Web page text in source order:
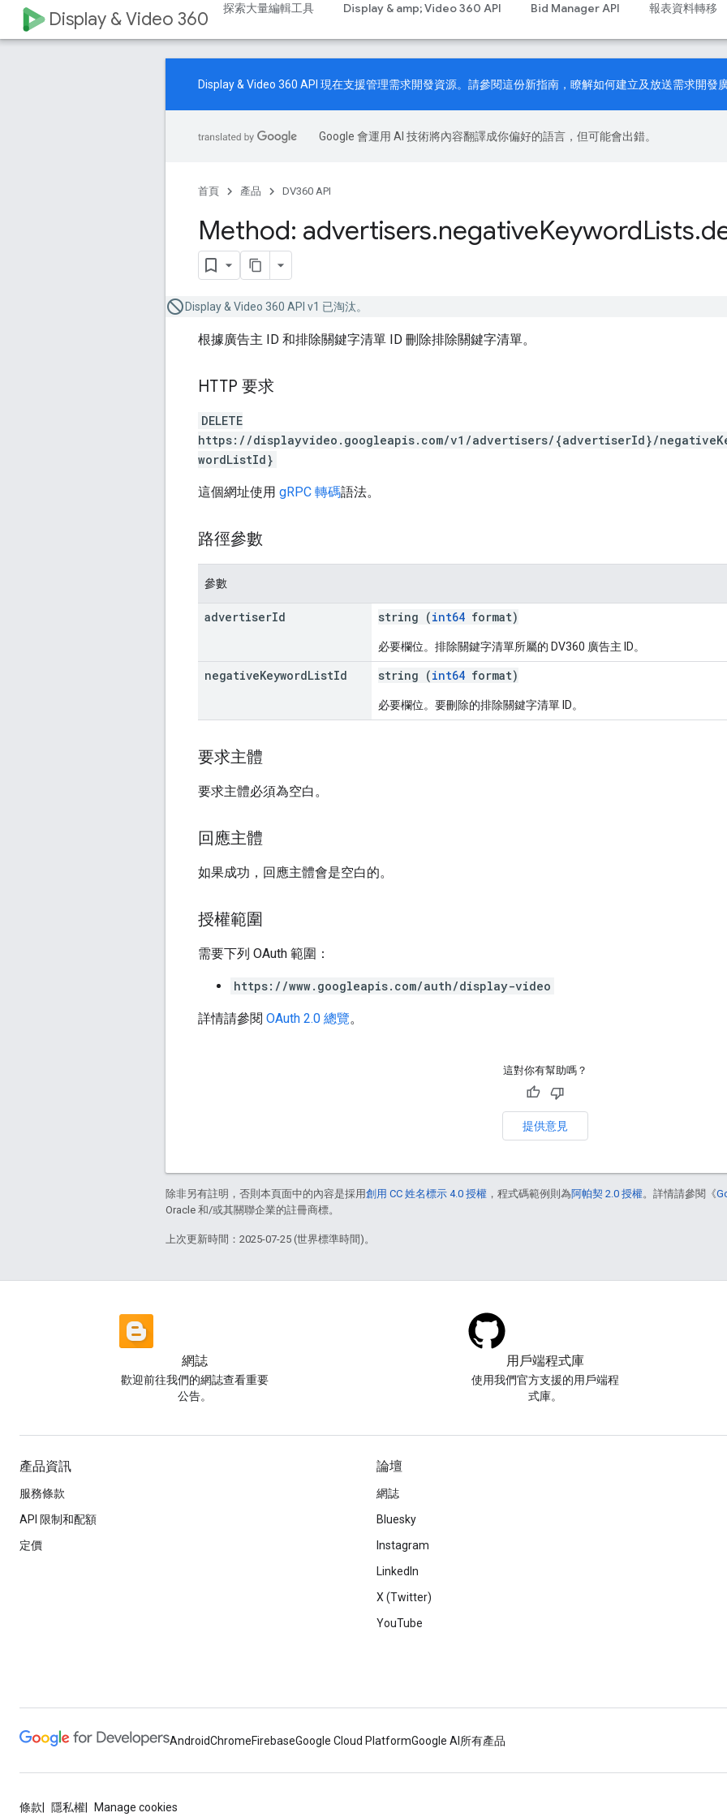
Display & Video 360 探索大量編輯工具 Display & amp; Video 360 API Bid Manager API 報表資料轉移
Display & Video 360 API 現在支援管理需求開發資源。請參閱這份新指南 ，瞭解如何建立及放送需求開發
Google 會運用 AI 技術將內容翻譯成你偏好的語言，但可能會出錯。
首頁 產品 DV360 API
Method: advertisers.negativeKeywordLists.
Display & Video 360 API v1 已淘汰。
根據廣告主 ID 和排除關鍵字清單 ID 刪除排除關鍵字清單。
HTTP 要求
DELETE
https://displayvideo.googleapis.com/v1/advertisers/{advertiserId}/
wordListId}
這個網址使用 gRPC 轉碼語法。
路徑參數
參數
advertiserId string (int64 format)
必要欄位。排除關鍵字清單所屬的 DV360 廣告主 ID。
negativeKeywordListId string (int64 format)
必要欄位。要刪除的排除關鍵字清單 ID。
要求主體
要求主體必須為空白。
回應主體
如果成功，回應主體會是空白的。
授權範圍
需要下列 OAuth 範圍：
https://www.googleapis.com/auth/display-video
詳情請參閱 OAuth 2.0 總覽。
這對你有幫助嗎？
提供意見
除非另有註明，否則本頁面中的內容是採用創用 CC 姓名標示 4.0 授權 ，程式碼範例則為阿帕契 2.0 授權。詳情請參閱《
Oracle 和/或其關聯企業的註冊商標。
上次更新時間：2025-07-25 (世界標準時間)。
網誌
歡迎前往我們的網誌查看重要
公告。
用戶端程式庫
使用我們官方支援的用戶端程
式庫。
產品資訊
服務條款
API 限制和配額
定價
論壇
網誌
Bluesky
Instagram
LinkedIn
X (Twitter)
YouTube
AndroidChromeFirebaseGoogle Cloud PlatformGoogle AI 所有產品
條款 隱私權 Manage cookies